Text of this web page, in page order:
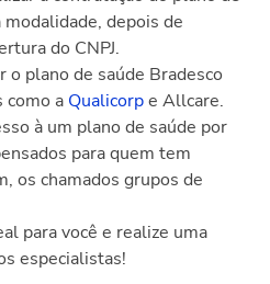
depois de
do CNPJ.
o plano de saúde Bradesco
como a Qualicorpe Allcare.
à um plano de saúde por
para quem tem
os chamados grupos de
para você e realize uma
especialistas!